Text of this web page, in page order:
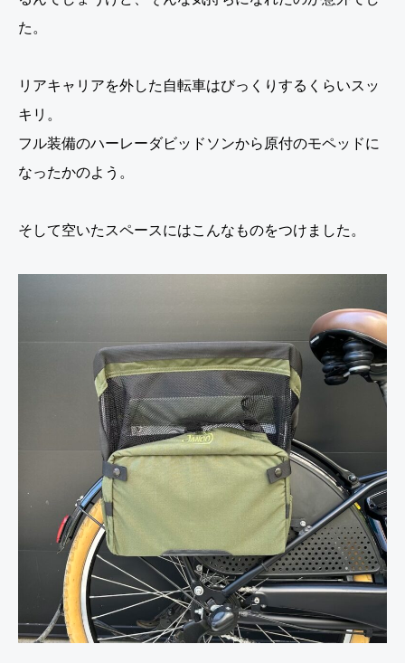
た。
リアキャリアを外した自転車はびっくりするくらいスッ
キリ。
フル装備のハーレーダビッドソンから原付のモペッドに
なったかのよう。
そして空いたスペースにはこんなものをつけました。